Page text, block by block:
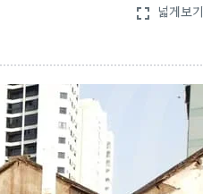
fullscreen 넓게보기